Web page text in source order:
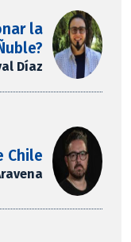
la
Díaz
Chile